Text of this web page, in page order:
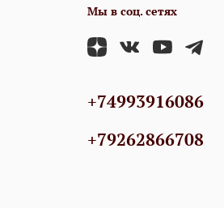
Мы в соц. сетях
+74993916086
+79262866708